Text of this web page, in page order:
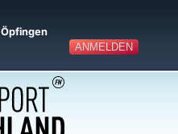
ANMELDEN
Öpfingen